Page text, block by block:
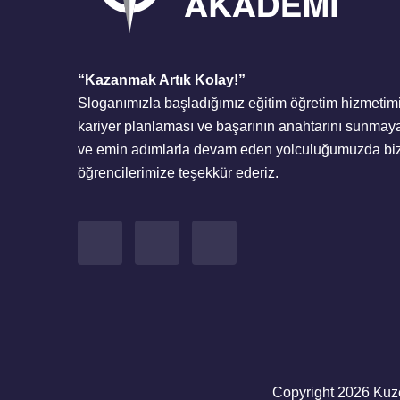
“Kazanmak Artık Kolay!”
Sloganımızla başladığımız eğitim öğretim
kariyer planlaması ve başarının anahtarını
ve emin adımlarla devam eden yolculuğumuzda
öğrencilerimize teşekkür ederiz.
Copyright 2026